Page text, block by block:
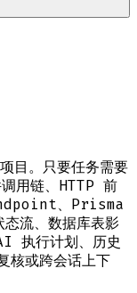
目。只要任务需要
用链、HTTP 前
、Prisma
流、数据库表影
行计划、历史
核或跨会话上下